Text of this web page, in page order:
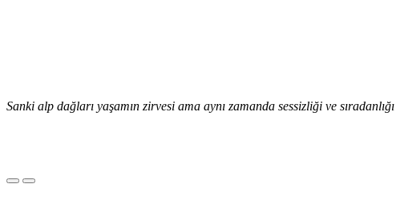
Sanki alp dağları yaşamın zirvesi ama aynı zamanda sessizliği ve